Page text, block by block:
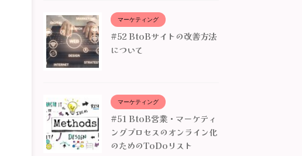
マーケティング
#52 BtoBサイトの改善方法
について
マーケティング
#51 BtoB営業・マーケティ
ングプロセスのオンライン化
のためのToDoリスト